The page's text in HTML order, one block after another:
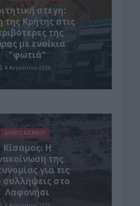
στέγη:
της Κρήτης στις
της
με ενοίκια
“φωτιά”
8 Αυγούστου 2026
ΔΉΜΟΣ ΚΙΣΆΜΟΥ
Κίσαμος: Η
της
για τις
συλλήψεις στο
Λαφονήσι